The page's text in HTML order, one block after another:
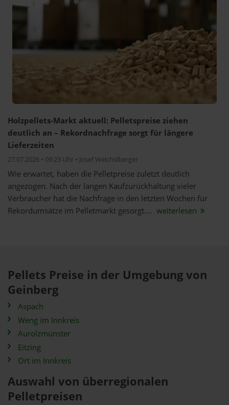
Holzpellets-Markt aktuell: Pelletspreise ziehen
deutlich an – Rekordnachfrage sorgt für längere
Lieferzeiten
27.07.2026 • 09:23 Uhr • Josef Weichslberger
Wie erwartet, haben die Pelletpreise zuletzt deutlich
angezogen. Nach der langen Kaufzurückhaltung vieler
Verbraucher hat die Nachfrage in den letzten Wochen für
Rekordumsätze im Pelletmarkt gesorgt.... weiterlesen
Pellets Preise in der Umgebung von
Geinberg
Aspach
Weng im Innkreis
Aurolzmünster
Eitzing
Ort im Innkreis
Auswahl von überregionalen
Pelletpreisen